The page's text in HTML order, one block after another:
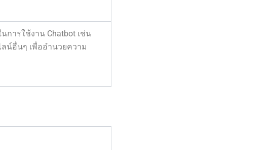
ารใช้งาน Chatbot เช่น
น์อื่นๆ เพื่ออำนวยความ